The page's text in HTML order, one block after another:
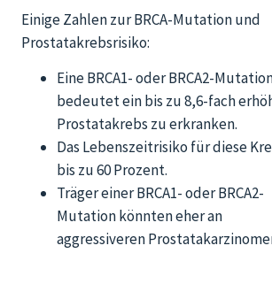
Einige Zahlen zur BRCA-Mutation und
Prostatakrebsrisiko:
Eine BRCA1- oder BRCA2-
bedeutet ein bis zu 8,6-fach
Prostatakrebs zu erkranken.
Das Lebenszeitrisiko für diese
bis zu 60 Prozent.
Träger einer BRCA1- oder BRCA2-
Mutation könnten eher an
aggressiveren